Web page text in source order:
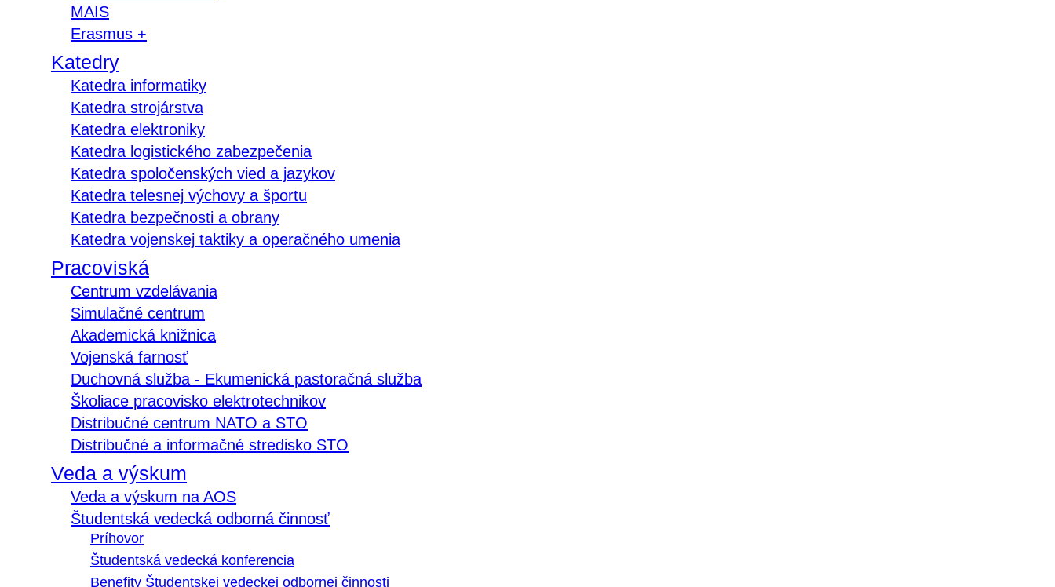
MAIS
Erasmus +
Katedry
Katedra informatiky
Katedra strojárstva
Katedra elektroniky
Katedra logistického zabezpečenia
Katedra spoločenských vied a jazykov
Katedra telesnej výchovy a športu
Katedra bezpečnosti a obrany
Katedra vojenskej taktiky a operačného umenia
Pracoviská
Centrum vzdelávania
Simulačné centrum
Akademická knižnica
Vojenská farnosť
Duchovná služba - Ekumenická pastoračná služba
Školiace pracovisko elektrotechnikov
Distribučné centrum NATO a STO
Distribučné a informačné stredisko STO
Veda a výskum
Veda a výskum na AOS
Študentská vedecká odborná činnosť
Príhovor
Študentská vedecká konferencia
Benefity Študentskej vedeckej odbornej činnosti